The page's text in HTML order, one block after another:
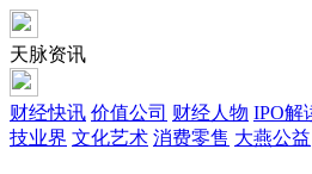
天脉资讯
财经快讯 价值公司 财经人物 IPO解
技业界 文化艺术 消费零售 大燕公益